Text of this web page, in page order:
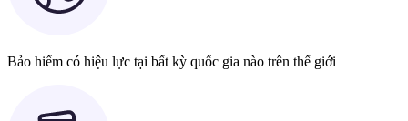
Bảo hiểm có hiệu lực tại bất kỳ quốc gia nào trên thế giới